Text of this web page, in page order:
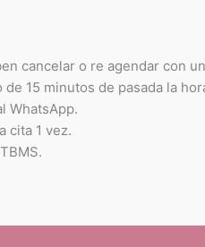
cancelar o re agendar con
15 minutos de pasada la
WhatsApp.
cita 1 vez.